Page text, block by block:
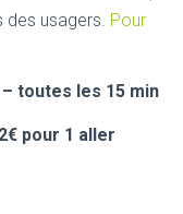
usagers. Pour
– toutes les 15 min
pour 1 aller